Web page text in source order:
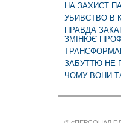
НА ЗАХИСТ
УБИВСТВО В
ПРАВДА
ЗМІНЮЄ
ЗАБУТТЮ НЕ
ЧОМУ ВОНИ